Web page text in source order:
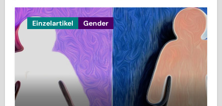
Einzelartikel Gender